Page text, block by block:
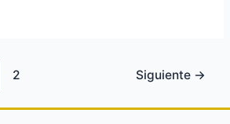
2 Siguiente →